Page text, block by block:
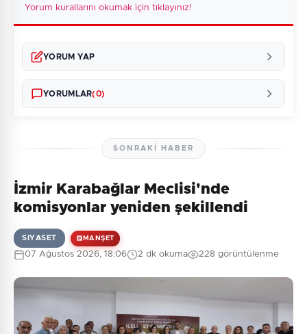
Yorum kurallarını okumak için tıklayınız!
YORUM YAP
YORUMLAR(0)
Henüz yorum yapılmamış. İlk yorumu siz yapın!
SONRAKI HABER
İzmir Karabağlar Meclisi'nde
komisyonlar yeniden şekillendi
SIYASET MANŞET
07 Ağustos 2026, 18:06 2 dk okuma 228 görüntülenme